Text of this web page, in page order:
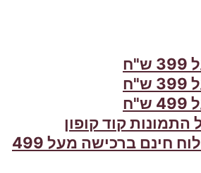
התמונות קוד קופון
MAY2026 ומשלוח חינם ברכישה מעל 499